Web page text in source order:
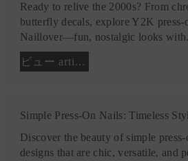
Ready to relive the 2000s? From
butterfly decals, explore Y2K press-
Naillover—fun, nostalgic looks
ビュー article
Simple Press-On Nails: Timeless
Discover the beauty of simple
designs that are chic, versatile, and